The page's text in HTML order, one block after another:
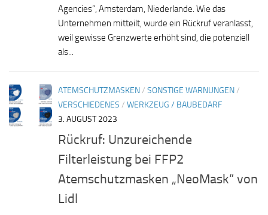
Agencies”, Amsterdam, Niederlande. Wie das
Unternehmen mitteilt, wurde ein Rückruf veranlasst,
weil gewisse Grenzwerte erhöht sind, die potenziell
als...
ATEMSCHUTZMASKEN/ SONSTIGE WARNUNGEN/
VERSCHIEDENES / WERKZEUG / BAUBEDARF
3. AUGUST 2023
Rückruf: Unzureichende
Filterleistung bei FFP2
Atemschutzmasken „NeoMask“ von
Lidl